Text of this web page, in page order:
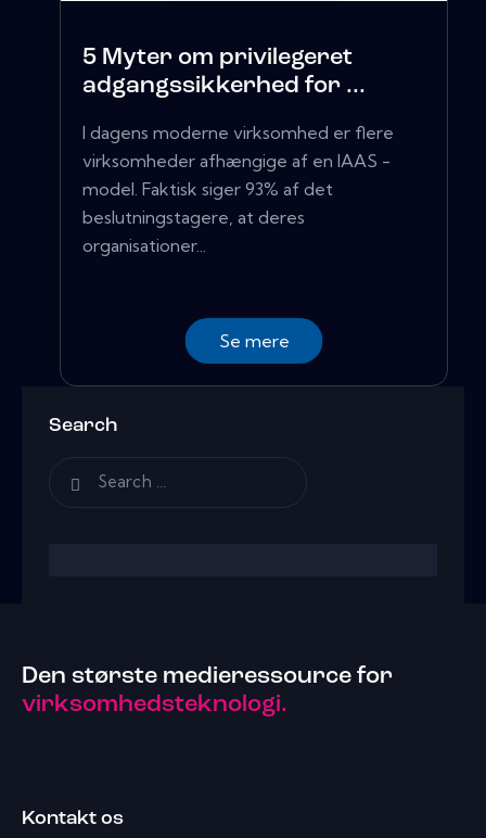
5 Myter om privilegeret
adgangssikkerhed for ...
I dagens moderne virksomhed er flere
virksomheder afhængige af en IAAS -
model. Faktisk siger 93% af det
beslutningstagere, at deres
organisationer...
Se mere
Search
Den største medieressource for
virksomhedsteknologi.
Kontakt os